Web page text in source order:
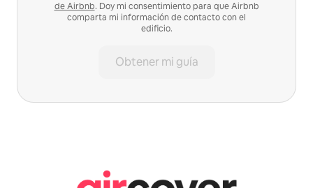
de Airbnb. Doy mi consentimiento para que Airbnb
comparta mi información de contacto con el
edificio.
Obtener mi guía